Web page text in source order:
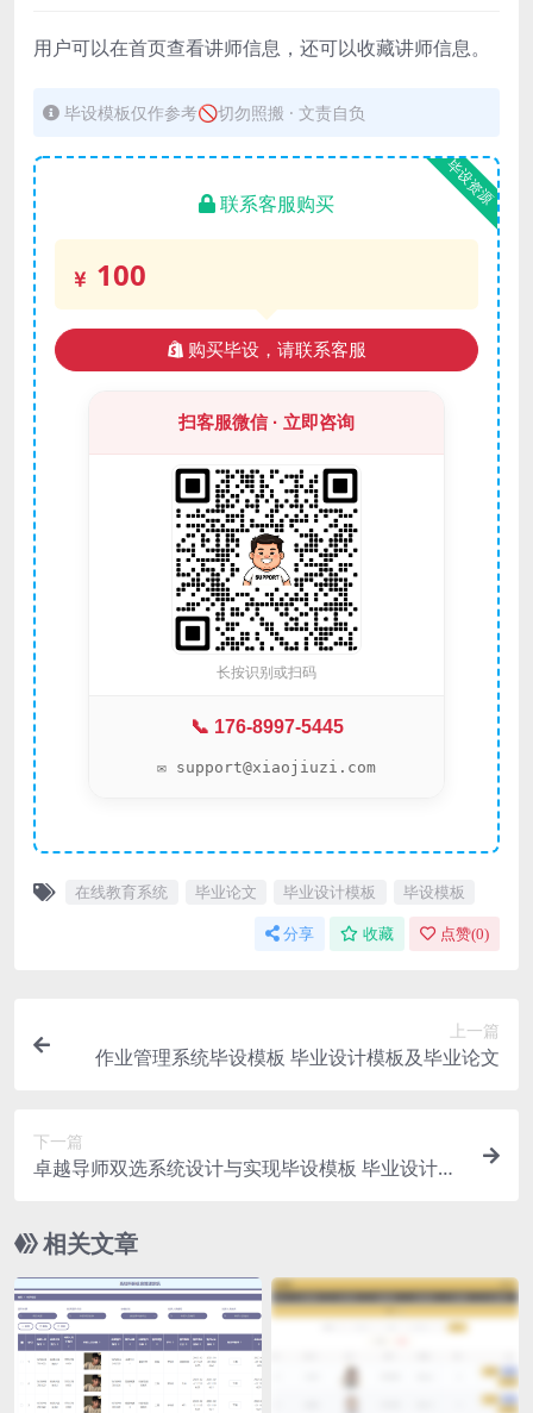
用户可以在首页查看讲师信息，还可以收藏讲师信息。
毕设模板仅作参考🚫切勿照搬 · 文责自负
毕设资源
联系客服购买
100
购买毕设，请联系客服
扫客服微信 · 立即咨询
长按识别或扫码
📞 176-8997-5445
✉️ support@xiaojiuzi.com
在线教育系统 毕业论文 毕业设计模板 毕设模板
分享 收藏 点赞(0)
上一篇
作业管理系统毕设模板 毕业设计模板及毕业论文
下一篇
卓越导师双选系统设计与实现毕设模板 毕业设计模
相关文章